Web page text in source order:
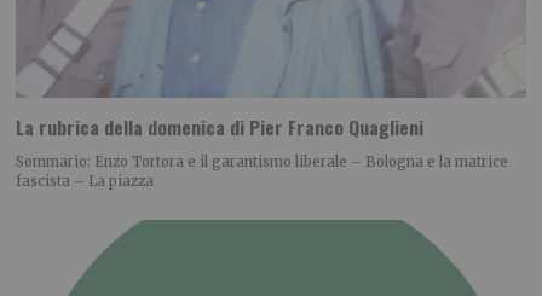
La rubrica della domenica di Pier Franco Quaglieni
Sommario: Enzo Tortora e il garantismo liberale – Bologna e la matrice
fascista – La piazza